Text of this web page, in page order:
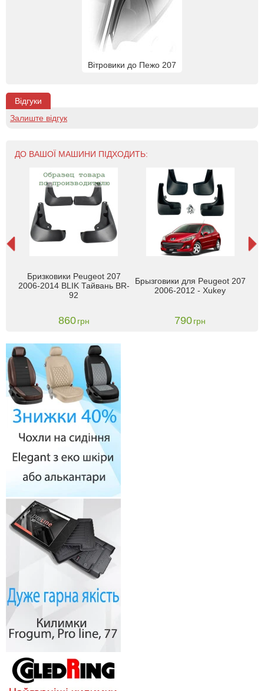
Вітровики до Пежо 207
Відгуки
Залиште відгук
ДО ВАШОЇ МАШИНИ ПІДХОДИТЬ:
Бризковики Peugeot 207
2006-2014 BLIK Тайвань BR-
92
860 грн
Брызговики для Peugeot 207
2006-2012 - Xukey
790грн